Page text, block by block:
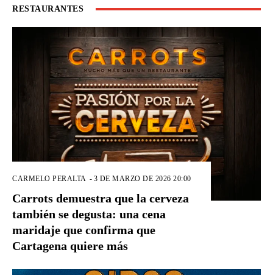
RESTAURANTES
CARMELO PERALTA - 3 DE MARZO DE 2026 20:00
Carrots demuestra que la cerveza
también se degusta: una cena
maridaje que confirma que
Cartagena quiere más